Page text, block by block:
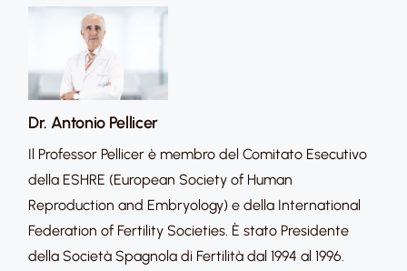
Dr. Antonio Pellicer
Il Professor Pellicer è membro del Comitato Esecutivo
della ESHRE (European Society of Human
Reproduction and Embryology) e della International
Federation of Fertility Societies. È stato Presidente
della Società Spagnola di Fertilità dal 1994 al 1996.